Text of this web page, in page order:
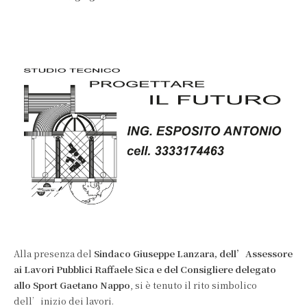
Alla presenza del Sindaco Giuseppe Lanzara, dell’Assessore
ai Lavori Pubblici Raffaele Sica e del Consigliere delegato
allo Sport Gaetano Nappo, si è tenuto il rito simbolico
dell’inizio dei lavori.